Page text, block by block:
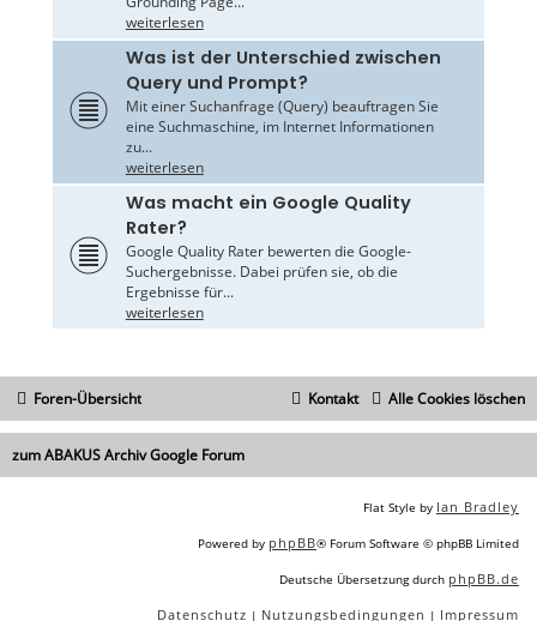
weiterlesen
Was ist der Unterschied zwischen
Query und Prompt?
Mit einer Suchanfrage (Query) beauftragen Sie
eine Suchmaschine, im Internet Informationen
zu...
weiterlesen
Was macht ein Google Quality
Rater?
Google Quality Rater bewerten die Google-
Suchergebnisse. Dabei prüfen sie, ob die
Ergebnisse für...
weiterlesen
Foren-Übersicht Alle Cookies löschen
Kontakt
zum ABAKUS Archiv Google Forum
Flat Style by Ian Bradley
Powered by phpBB® Forum Software © phpBB Limited
Deutsche Übersetzung durch phpBB.de
Datenschutz | Nutzungsbedingungen | Impressum